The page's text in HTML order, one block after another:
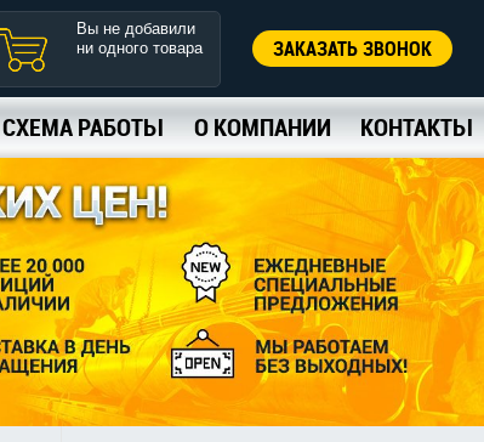
Вы не добавили
ни одного товара
ЗАКАЗАТЬ ЗВОНОК
СХЕМА РАБОТЫ О КОМПАНИИ КОНТАКТЫ